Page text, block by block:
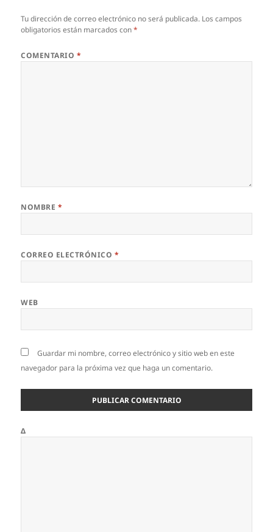
Tu dirección de correo electrónico no será publicada. Los campos
obligatorios están marcados con*
COMENTARIO *
NOMBRE *
CORREO ELECTRÓNICO *
WEB
Guardar mi nombre, correo electrónico y sitio web en este
navegador para la próxima vez que haga un comentario.
Δ